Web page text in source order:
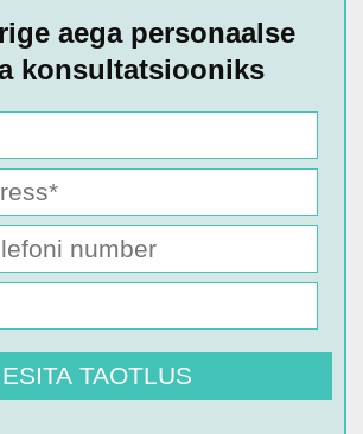
aega personaalse
konsultatsiooniks